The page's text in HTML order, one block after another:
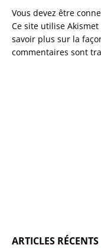
Vous devez être
Ce site utilise
savoir plus sur la
commentaires sont
ARTICLES RÉCENTS